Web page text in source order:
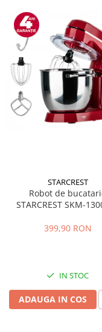
STARCREST
Robot de
STARCREST SKM-
Accesorii, 10 Viteze +
399,90 RON
IN STOC
ADAUGA IN COS